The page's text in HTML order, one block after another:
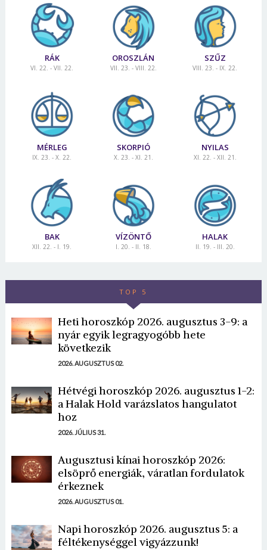
RÁK
VI. 22. - VII. 22.
OROSZLÁN
VII. 23. - VIII. 22.
SZŰZ
VIII. 23. - IX. 22.
MÉRLEG
IX. 23. - X. 22.
SKORPIÓ
X. 23. - XI. 21.
NYILAS
XI. 22. - XII. 21.
BAK
XII. 22. - I. 19.
VÍZÖNTŐ
I. 20. - II. 18.
HALAK
II. 19. - III. 20.
TOP 5
Heti horoszkóp 2026. augusztus 3-9: a
nyár egyik legragyogóbb hete
következik
2026. AUGUSZTUS 02.
Hétvégi horoszkóp 2026. augusztus 1-2:
a Halak Hold varázslatos hangulatot
hoz
2026. JÚLIUS 31.
Augusztusi kínai horoszkóp 2026:
elsöprő energiák, váratlan fordulatok
érkeznek
2026. AUGUSZTUS 01.
Napi horoszkóp 2026. augusztus 5: a
féltékenységgel vigyázzunk!